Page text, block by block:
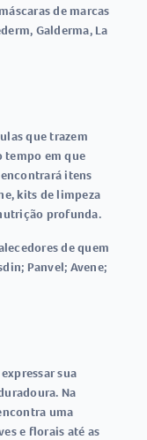
de marcas
Galderma, La
que trazem
tempo em que
itens
kits de limpeza
profunda.
de quem
Panvel; Avene;
sua
Na
uma
e florais até as